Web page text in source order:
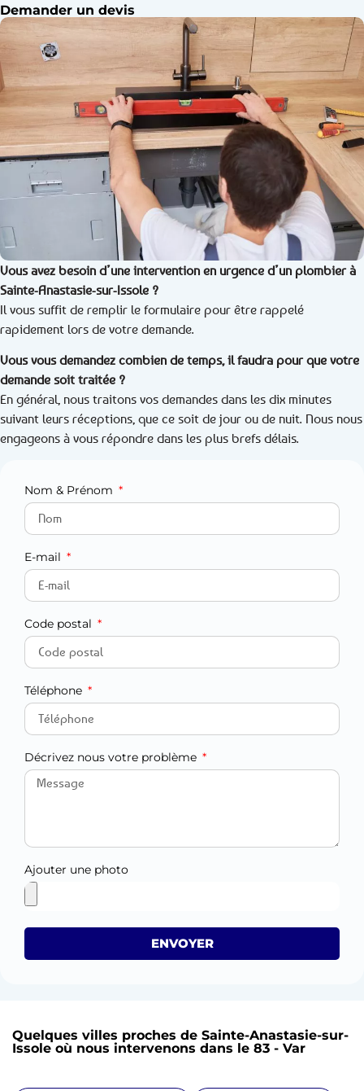
Demander un devis
Vous avez besoin d’une intervention en urgence d’un plombier à
Sainte-Anastasie-sur-Issole ?
Il vous suffit de remplir le formulaire pour être rappelé
rapidement lors de votre demande.
Vous vous demandez combien de temps, il faudra pour que votre
demande soit traitée ?
En général, nous traitons vos demandes dans les dix minutes
suivant leurs réceptions, que ce soit de jour ou de nuit. Nous nous
engageons à vous répondre dans les plus brefs délais.
Nom & Prénom
E-mail
Code postal
Téléphone
Décrivez nous votre problème
Ajouter une photo
ENVOYER
Quelques villes proches de Sainte-Anastasie-sur-
Issole où nous intervenons dans le 83 - Var